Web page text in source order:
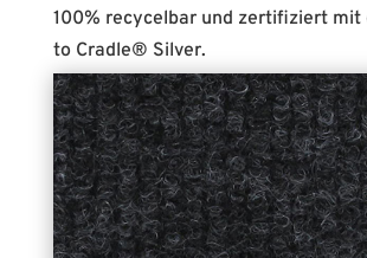
100% recycelbar und zertifiziert mit
to Cradle® Silver.
Eine große Farbpalette und der
machen den Boden ideal für
Shop-in-Shop-Konzepte oder Pop-
bietet Schutz für Bestandsböden
Widerstandsfähig, was ihn auch für